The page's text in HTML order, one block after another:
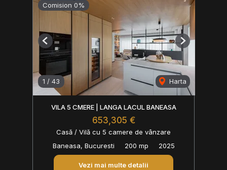
Comision 0%
1 / 43 Harta
Previous Next
VILA 5 CMERE | LANGA LACUL BANEASA
653,305 €
Casă / Vilă cu 5 camere de vânzare
Baneasa, Bucuresti
200 mp 2025
Vezi mai multe detalii